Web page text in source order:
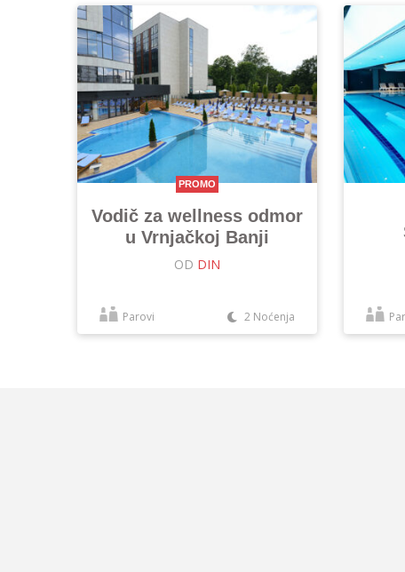
PROMO
Vodič za wellness odmor
u Vrnjačkoj Banji
OD DIN
Parovi 2 Noćenja